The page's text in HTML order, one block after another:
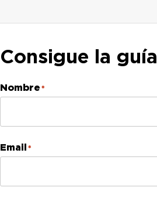
Consigue la guía
Nombre *
Email *